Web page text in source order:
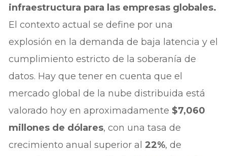
infraestructura para las empresas globales.
El contexto actual se define por una
explosión en la demanda de baja latencia y el
cumplimiento estricto de la soberanía de
datos. Hay que tener en cuenta que el
mercado global de la nube distribuida está
valorado hoy en aproximadamente $7,060
millones de dólares, con una tasa de
crecimiento anual superior al22%, de